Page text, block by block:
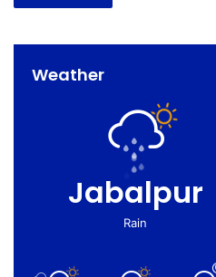
Weather
Jabalpur
Rain